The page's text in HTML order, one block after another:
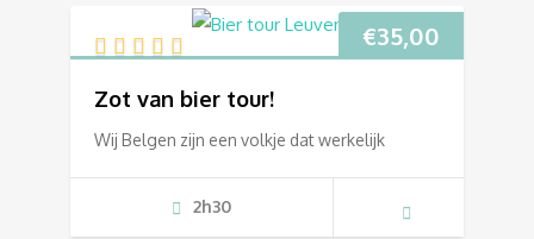
€35,00
Zot van bier tour!
Wij Belgen zijn een volkje dat werkelijk
2h30